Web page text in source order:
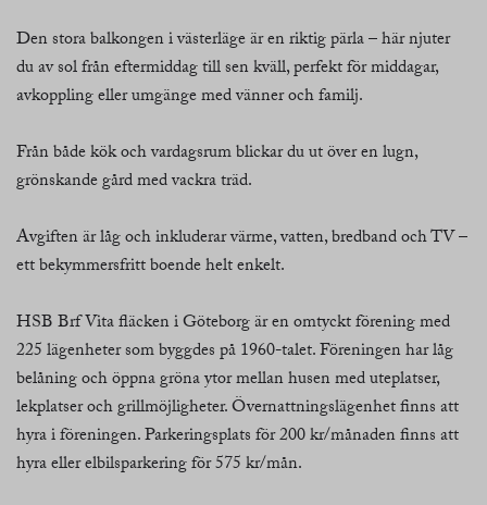
Den stora balkongen i västerläge är en riktig pärla – här njuter
du av sol från eftermiddag till sen kväll, perfekt för middagar,
avkoppling eller umgänge med vänner och familj.
Från både kök och vardagsrum blickar du ut över en lugn,
grönskande gård med vackra träd.
Avgiften är låg och inkluderar värme, vatten, bredband och TV –
ett bekymmersfritt boende helt enkelt.
HSB Brf Vita fläcken i Göteborg är en omtyckt förening med
225 lägenheter som byggdes på 1960-talet. Föreningen har låg
belåning och öppna gröna ytor mellan husen med uteplatser,
lekplatser och grillmöjligheter. Övernattningslägenhet finns att
hyra i föreningen. Parkeringsplats för 200 kr/månaden finns att
hyra eller elbilsparkering för 575 kr/mån.